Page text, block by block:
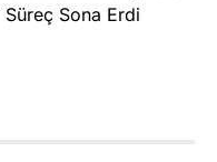
Sona Erdi